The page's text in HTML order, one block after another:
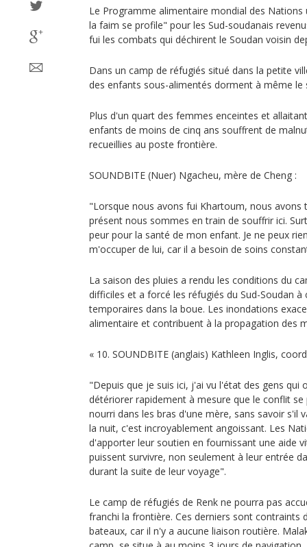
Le Programme alimentaire mondial des Nations
la faim se profile" pour les Sud-soudanais
fui les combats qui déchirent le Soudan voisin
Dans un camp de réfugiés situé dans la petite
des enfants sous-alimentés dorment à même le
Plus d'un quart des femmes enceintes et
enfants de moins de cinq ans souffrent de
recueillies au poste frontière.
SOUNDBITE (Nuer) Ngacheu, mère de Cheng :
"Lorsque nous avons fui Khartoum, nous avons
présent nous sommes en train de souffrir ici.
peur pour la santé de mon enfant. Je ne peux
m'occuper de lui, car il a besoin de soins
La saison des pluies a rendu les conditions du
difficiles et a forcé les réfugiés du Sud-Soudan à
temporaires dans la boue. Les inondations
alimentaire et contribuent à la propagation des
« 10. SOUNDBITE (anglais) Kathleen Inglis,
"Depuis que je suis ici, j'ai vu l'état des gens qui
détériorer rapidement à mesure que le conflit
nourri dans les bras d'une mère, sans savoir s'il
la nuit, c'est incroyablement angoissant. Les
d'apporter leur soutien en fournissant une aide
puissent survivre, non seulement à leur entrée
durant la suite de leur voyage".
Le camp de réfugiés de Renk ne pourra pas
franchi la frontière. Ces derniers sont contraints
bateaux, car il n'y a aucune liaison routière.